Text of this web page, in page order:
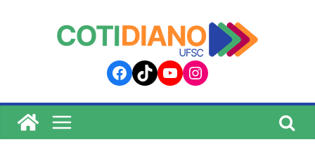
Facebook
TikTokYouTube
Instagram